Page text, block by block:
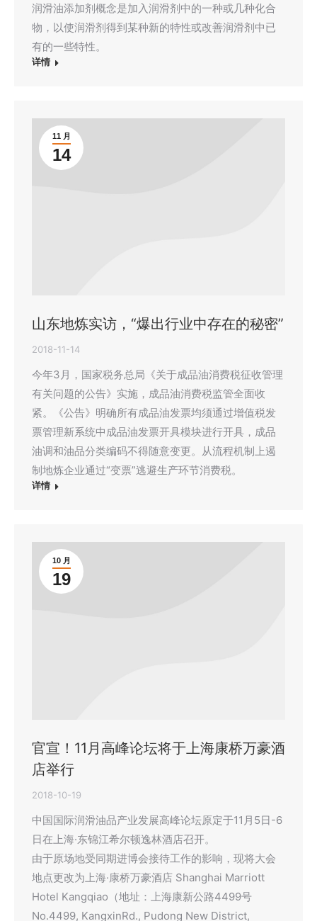
润滑油添加剂概念是加入润滑剂中的一种或几种化合
物，以使润滑剂得到某种新的特性或改善润滑剂中已
有的一些特性。
详情
11 月
14
山东地炼实访，“爆出行业中存在的秘密”
2018-11-14
今年3月，国家税务总局《关于成品油消费税征收管理
有关问题的公告》实施，成品油消费税监管全面收
紧。《公告》明确所有成品油发票均须通过增值税发
票管理新系统中成品油发票开具模块进行开具，成品
油调和油品分类编码不得随意变更。从流程机制上遏
制地炼企业通过“变票”逃避生产环节消费税。
详情
10 月
19
官宣！11月高峰论坛将于上海康桥万豪酒
店举行
2018-10-19
中国国际润滑油品产业发展高峰论坛原定于11月5日-6
日在上海·东锦江希尔顿逸林酒店召开。
由于原场地受同期进博会接待工作的影响，现将大会
地点更改为上海·康桥万豪酒店 Shanghai Marriott
Hotel Kangqiao（地址：上海康新公路4499号
No.4499, KangxinRd., Pudong New District,